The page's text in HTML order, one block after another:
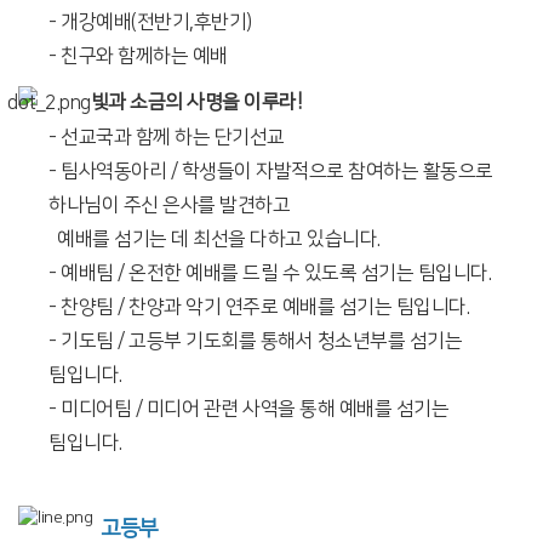
- 개강예배(전반기,후반기)
- 친구와 함께하는 예배
빛과 소금의 사명을 이루라!
- 선교국과 함께 하는 단기선교
- 팀사역동아리 / 학생들이 자발적으로 참여하는 활동으로
하나님이 주신 은사를 발견하고
예배를 섬기는 데 최선을 다하고 있습니다.
- 예배팀 / 온전한 예배를 드릴 수 있도록 섬기는 팀입니다.
- 찬양팀 / 찬양과 악기 연주로 예배를 섬기는 팀입니다.
- 기도팀 / 고등부 기도회를 통해서 청소년부를 섬기는
팀입니다.
- 미디어팀 / 미디어 관련 사역을 통해 예배를 섬기는
팀입니다.
고등부